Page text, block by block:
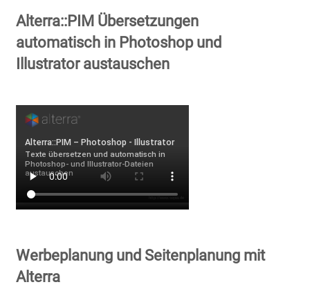
Alterra::PIM Übersetzungen
automatisch in Photoshop und
Illustrator austauschen
Werbeplanung und Seitenplanung mit
Alterra